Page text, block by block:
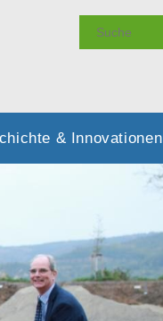
& Innovationen